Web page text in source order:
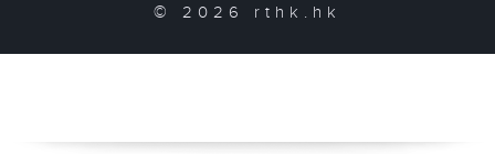
© 2026 rthk.hk